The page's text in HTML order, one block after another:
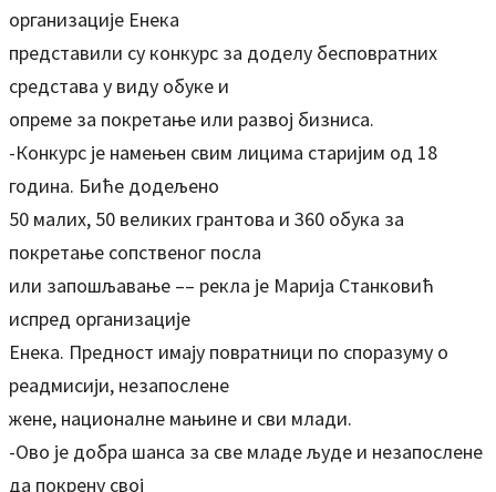
организације Енека
представили су конкурс за доделу бесповратних
средстава у виду обуке и
опреме за покретање или развој бизниса.
-Конкурс је намењен свим лицима старијим од 18
година. Биће додељено
50 малих, 50 великих грантова и 360 обука за
покретање сопственог посла
или запошљавање –– рекла је Марија Станковић
испред организације
Енека. Предност имају повратници по споразуму о
реадмисији, незапослене
жене, националне мањине и сви млади.
-Ово је добра шанса за све младе људе и незапослене
да покрену свој